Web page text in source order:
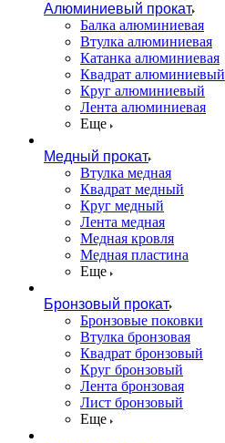
Алюминиевый прокат
Балка алюминиевая
Втулка алюминиевая
Катанка алюминиевая
Квадрат алюминиевый
Круг алюминиевый
Лента алюминиевая
Еще
Медный прокат
Втулка медная
Квадрат медный
Круг медный
Лента медная
Медная кровля
Медная пластина
Еще
Бронзовый прокат
Бронзовые поковки
Втулка бронзовая
Квадрат бронзовый
Круг бронзовый
Лента бронзовая
Лист бронзовый
Еще